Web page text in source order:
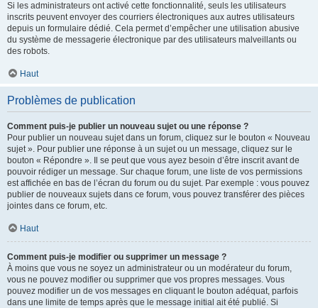
Si les administrateurs ont activé cette fonctionnalité, seuls les utilisateurs
inscrits peuvent envoyer des courriers électroniques aux autres utilisateurs
depuis un formulaire dédié. Cela permet d’empêcher une utilisation abusive
du système de messagerie électronique par des utilisateurs malveillants ou
des robots.
Haut
Problèmes de publication
Comment puis-je publier un nouveau sujet ou une réponse ?
Pour publier un nouveau sujet dans un forum, cliquez sur le bouton « Nouveau
sujet ». Pour publier une réponse à un sujet ou un message, cliquez sur le
bouton « Répondre ». Il se peut que vous ayez besoin d’être inscrit avant de
pouvoir rédiger un message. Sur chaque forum, une liste de vos permissions
est affichée en bas de l’écran du forum ou du sujet. Par exemple : vous pouvez
publier de nouveaux sujets dans ce forum, vous pouvez transférer des pièces
jointes dans ce forum, etc.
Haut
Comment puis-je modifier ou supprimer un message ?
À moins que vous ne soyez un administrateur ou un modérateur du forum,
vous ne pouvez modifier ou supprimer que vos propres messages. Vous
pouvez modifier un de vos messages en cliquant le bouton adéquat, parfois
dans une limite de temps après que le message initial ait été publié. Si